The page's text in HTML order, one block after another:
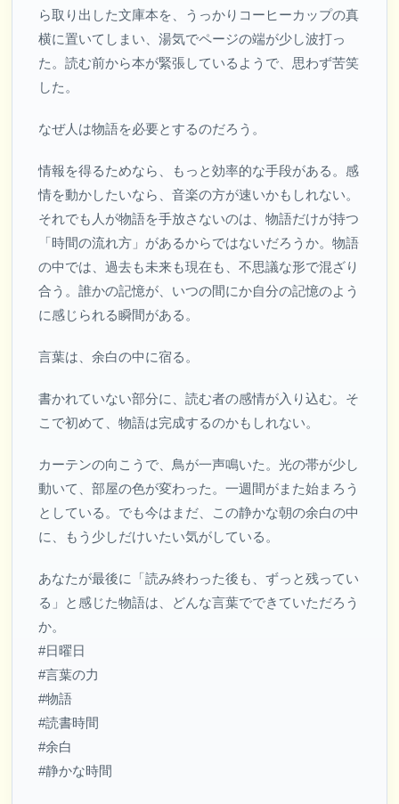
ら取り出した文庫本を、うっかりコーヒーカップの真
横に置いてしまい、湯気でページの端が少し波打っ
た。読む前から本が緊張しているようで、思わず苦笑
した。
なぜ人は物語を必要とするのだろう。
情報を得るためなら、もっと効率的な手段がある。感
情を動かしたいなら、音楽の方が速いかもしれない。
それでも人が物語を手放さないのは、物語だけが持つ
「時間の流れ方」があるからではないだろうか。物語
の中では、過去も未来も現在も、不思議な形で混ざり
合う。誰かの記憶が、いつの間にか自分の記憶のよう
に感じられる瞬間がある。
言葉は、余白の中に宿る。
書かれていない部分に、読む者の感情が入り込む。そ
こで初めて、物語は完成するのかもしれない。
カーテンの向こうで、鳥が一声鳴いた。光の帯が少し
動いて、部屋の色が変わった。一週間がまた始まろう
としている。でも今はまだ、この静かな朝の余白の中
に、もう少しだけいたい気がしている。
あなたが最後に「読み終わった後も、ずっと残ってい
る」と感じた物語は、どんな言葉でできていただろう
か。
#日曜日
#言葉の力
#物語
#読書時間
#余白
#静かな時間